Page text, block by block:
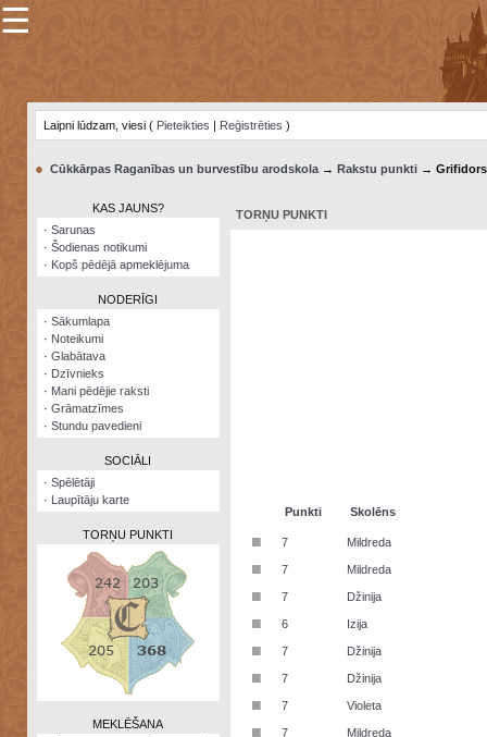
×
Šodienas
notikumi
Visatcera
almanahs
Arhīvs
Zināšanu
☰
Laipni lūdzam, viesi ( Pieteikties | Reģistrēties )
● Cūkkārpas Raganības un burvestību arodskola→ Rakstu punkti→ Grifidors
KAS JAUNS?
· Sarunas
· Šodienas notikumi
· Kopš pēdējā apmeklējuma
NODERĪGI
· Sākumlapa
· Noteikumi
· Glabātava
· Dzīvnieks
· Mani pēdējie raksti
· Grāmatzīmes
· Stundu pavedieni
SOCIĀLI
· Spēlētāji
· Laupītāju karte
TORŅU PUNKTI
MEKLĒŠANA
TORŅU PUNKTI
Punkti Skolēns
■ 7 Mildreda
■ 7 Mildreda
■ 7 Džinija
■ 6 Izija
■ 7 Džinija
■ 7 Džinija
■ 7 Violeta
■ 7 Mildreda